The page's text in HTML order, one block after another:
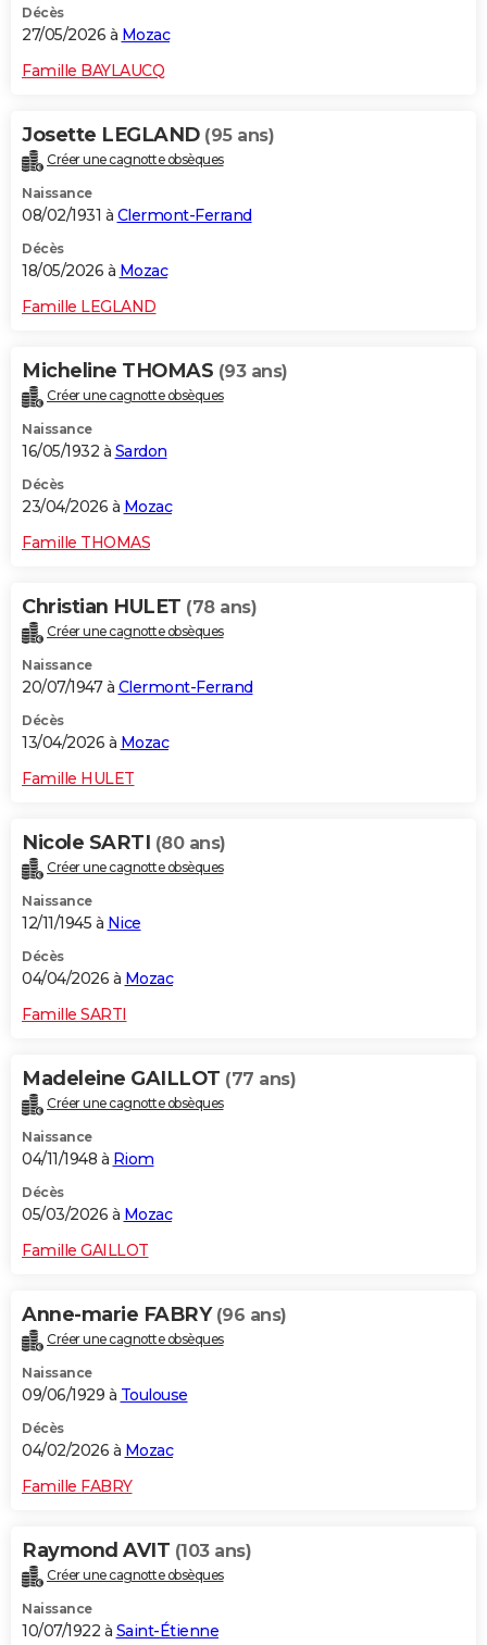
Décès
27/05/2026 à Mozac
Famille BAYLAUCQ
Josette LEGLAND (95 ans)
Créer une cagnotte obsèques
Naissance
08/02/1931 à Clermont-Ferrand
Décès
18/05/2026 à Mozac
Famille LEGLAND
Micheline THOMAS (93 ans)
Créer une cagnotte obsèques
Naissance
16/05/1932 à Sardon
Décès
23/04/2026 à Mozac
Famille THOMAS
Christian HULET (78 ans)
Créer une cagnotte obsèques
Naissance
20/07/1947 à Clermont-Ferrand
Décès
13/04/2026 à Mozac
Famille HULET
Nicole SARTI (80 ans)
Créer une cagnotte obsèques
Naissance
12/11/1945 à Nice
Décès
04/04/2026 à Mozac
Famille SARTI
Madeleine GAILLOT (77 ans)
Créer une cagnotte obsèques
Naissance
04/11/1948 à Riom
Décès
05/03/2026 à Mozac
Famille GAILLOT
Anne-marie FABRY (96 ans)
Créer une cagnotte obsèques
Naissance
09/06/1929 à Toulouse
Décès
04/02/2026 à Mozac
Famille FABRY
Raymond AVIT (103 ans)
Créer une cagnotte obsèques
Naissance
10/07/1922 à Saint-Étienne